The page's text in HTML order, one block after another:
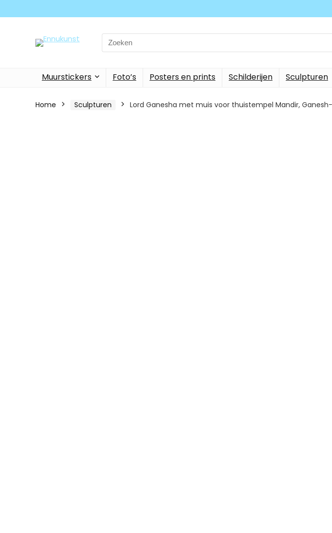
Search
for:
Muurstickers Foto’s Posters en prints Schilderijen Sculpturen
Home Sculpturen Lord Ganesha met muis voor thuistempel Mandir,